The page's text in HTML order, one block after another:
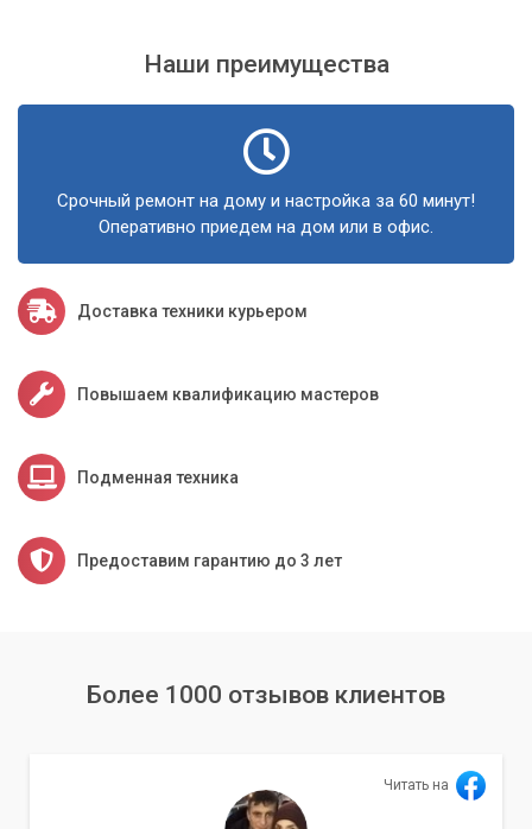
Наши преимущества
Срочный ремонт на дому и настройка за 60 минут!
Оперативно приедем на дом или в офис.
Доставка техники курьером
Повышаем квалификацию мастеров
Подменная техника
Предоставим гарантию до 3 лет
Более 1000 отзывов клиентов
Читать на